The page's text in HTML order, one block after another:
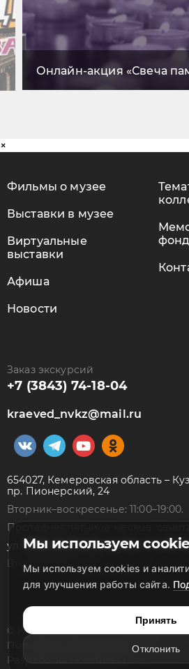
Онлайн-акция «Свеча
Мы используем
Мы используем cookies и
для улучшения работы сайта.
Принять
Отклонить
×
Фильмы о музее
Выставки в музее
Виртуальные
выставки
Афиша
Новости
Заказ экскурсий
+7 (3843) 74-18-04
kraeved_nvkz@mail.ru
654027, Кемеровская область –
пр. Пионерский, 24
Вторник–воскресенье: 11:00–19:00.
Последняя пятница месяца:
ул. Народная, 7а
Вторник–суббота: 10:00–18:00
© Новокузнецкий краеведческий
Политика конфиденциальности
Разработка